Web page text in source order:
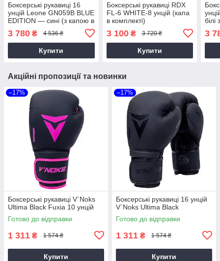
Боксерські рукавиці 16
унцій Leone GN059B BLUE
EDITION — сині (з капою в
3 780 ₴ 4 536 ₴
Купити
Боксерські рукавиці RDX
FL-6 WHITE-8 унцій (капа
в комплекті)
3 100₴ 3 720 ₴
Купити
3
Акційні пропозиції та новинки
–17%
Боксерські рукавиці V`Noks
Ultima Black Fuxia 10 унцій
Готово до відправки
1 311 ₴ 1 574 ₴
Купити
–17%
Боксерські рукавиці 16 унцій
V`Noks Ultima Black
Готово до відправки
1 311 ₴ 1 574 ₴
Купити